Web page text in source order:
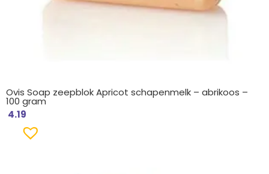
Ovis Soap zeepblok Apricot schapenmelk – abrikoos –
100 gram
4.19